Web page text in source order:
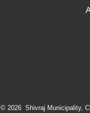
© 2026 Shivraj Municipality,